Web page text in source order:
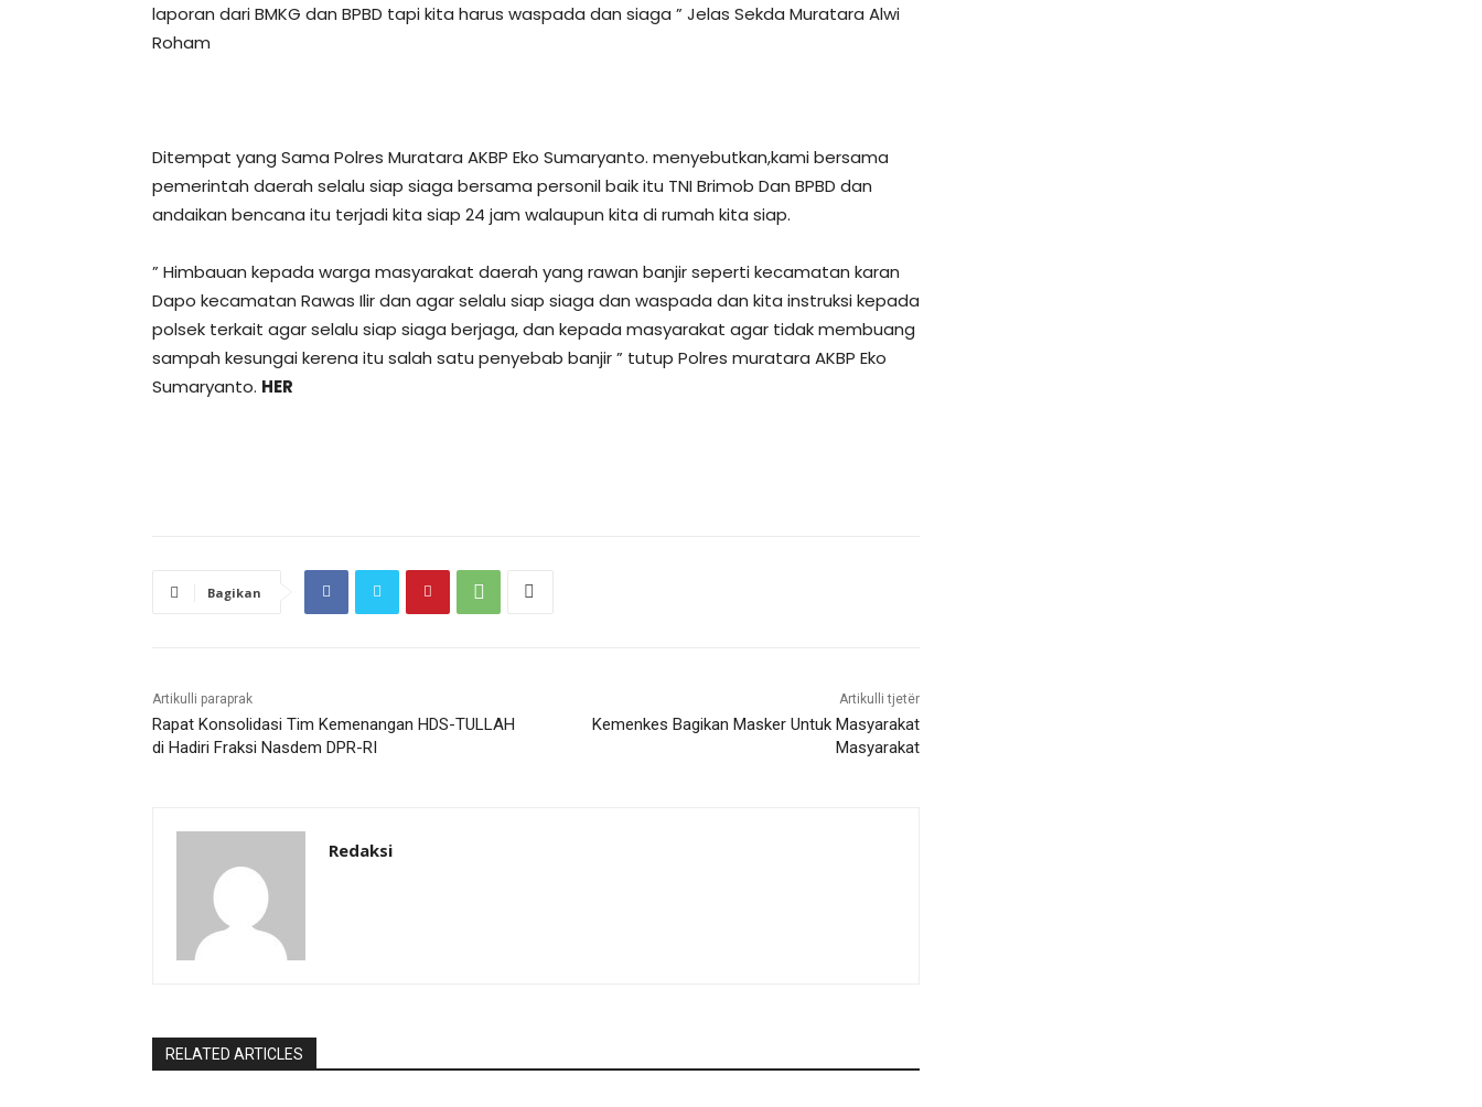
laporan dari BMKG dan BPBD tapi kita harus waspada dan siaga ” Jelas Sekda Muratara Alwi
Roham
Ditempat yang Sama Polres Muratara AKBP Eko Sumaryanto. menyebutkan,kami bersama
pemerintah daerah selalu siap siaga bersama personil baik itu TNI Brimob Dan BPBD dan
andaikan bencana itu terjadi kita siap 24 jam walaupun kita di rumah kita siap.
” Himbauan kepada warga masyarakat daerah yang rawan banjir seperti kecamatan karan
Dapo kecamatan Rawas Ilir dan agar selalu siap siaga dan waspada dan kita instruksi kepada
polsek terkait agar selalu siap siaga berjaga, dan kepada masyarakat agar tidak membuang
sampah kesungai kerena itu salah satu penyebab banjir ” tutup Polres muratara AKBP Eko
Sumaryanto. HER
Bagikan
Artikulli paraprak
Rapat Konsolidasi Tim Kemenangan HDS-TULLAH
di Hadiri Fraksi Nasdem DPR-RI
Artikulli tjetër
Kemenkes Bagikan Masker Untuk Masyarakat
Masyarakat
Redaksi
RELATED ARTICLES